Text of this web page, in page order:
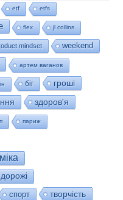
etf etfs
flex jl collins
mindset weekend
артем ваганов
біг гроші
здоров'я
париж
спорт
творчість